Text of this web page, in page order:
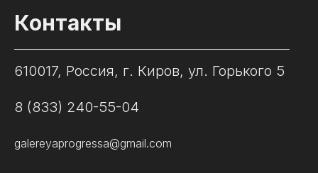
Контакты
610017, Россия, г. Киров, ул. Горького 5
8 (833) 240-55-04
galereyaprogressa@gmail.com